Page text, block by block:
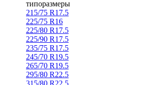
типоразмеры
215/75 R17.5
225/75 R16
225/80 R17.5
225/90 R17.5
235/75 R17.5
245/70 R19.5
265/70 R19.5
295/80 R22.5
315/80 R22.5